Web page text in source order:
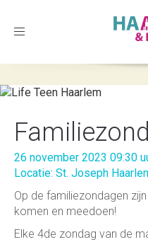
Toggle
26 november 2023 09:30
Locatie: St. Joseph
Op de familiezondagen
komen en meedoen!
Elke 4de zondag van de